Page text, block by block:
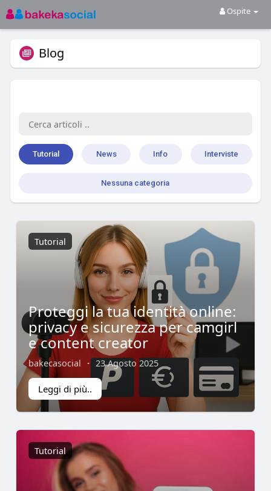
Ospite
Blog
Tutorial News Info Interviste
Nessuna categoria
Tutorial
Proteggi la tua identità online:
privacy e sicurezza per camgirl
e content creator
bakecasocial · 23 Agosto 2025
Leggi di più..
Tutorial